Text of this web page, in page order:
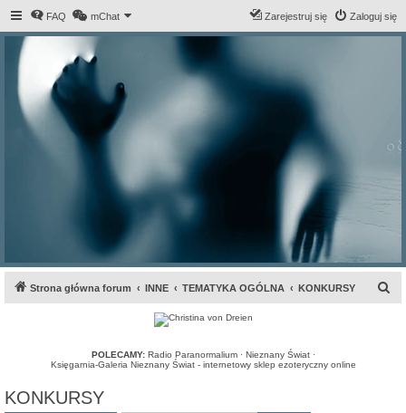
FAQ mChat Zaloguj się
Zarejestruj się
Strona główna forum INNE TEMATYKA OGÓLNA KONKURSY
POLECAMY: Radio Paranormalium· Nieznany Świat·
Księgarnia-Galeria Nieznany Świat - internetowy sklep ezoteryczny online
KONKURSY